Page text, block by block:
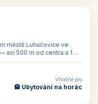
městě Luhačovice ve
asi 500 m od centra a 1
Vhodné pro
🏨 Ubytování na horác